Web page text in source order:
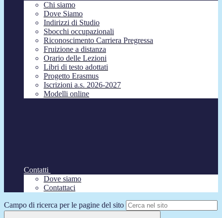
Chi siamo
Dove Siamo
Indirizzi di Studio
Sbocchi occupazionali
Riconoscimento Carriera Pregressa
Fruizione a distanza
Orario delle Lezioni
Libri di testo adottati
Progetto Erasmus
Iscrizioni a.s. 2026-2027
Modelli online
Contatti
Dove siamo
Contattaci
Campo di ricerca per le pagine del sito